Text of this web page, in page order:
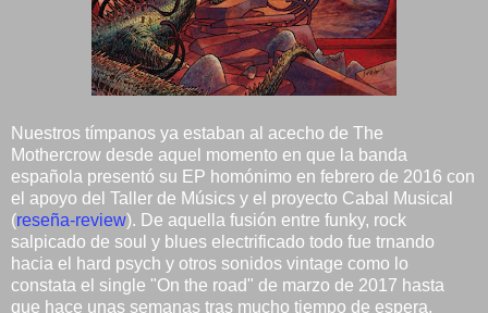
Nuestros tímpanos ya estaban al acecho de The
Mothercrow desde aquel momento en que la banda
española presentó su EP homónimo en febrero de 2016 con
el apoyo del Taller de Músics y el proyecto Cabal Musical
(reseña-review). De aquella fusión entre funky, rock
salpicado de soul y blues electrificado todo fue trnando
hacia el hard psych y otros sonidos vintage como lo
constata el single "On the road" de marzo de 2017 hasta
que hace unas semanas tras mucho tiempo de espera,